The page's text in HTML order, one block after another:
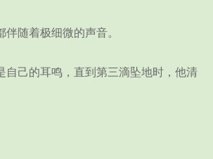
随着极细微的声音。
己的耳鸣，直到第三滴坠地时，他清